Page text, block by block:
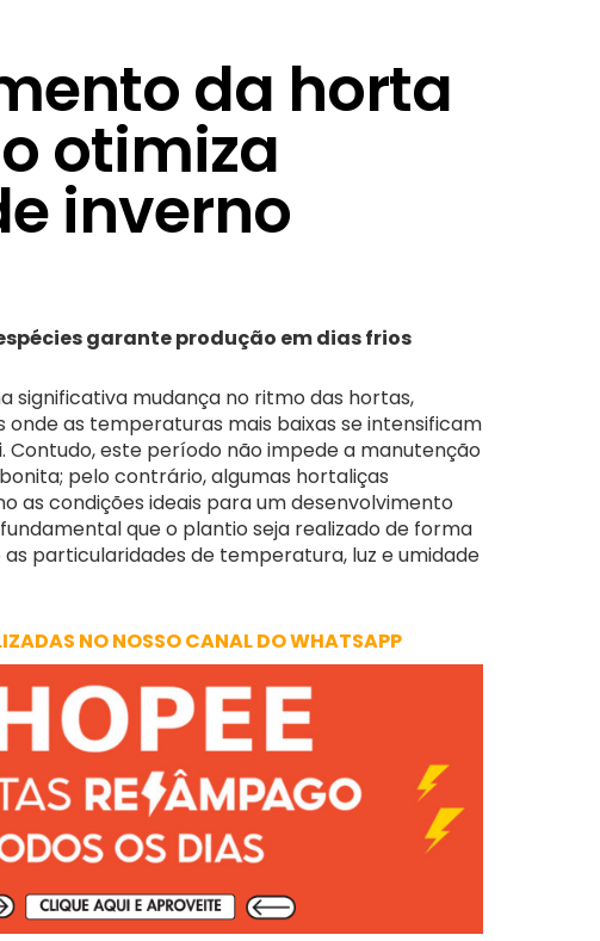
da horta
otimiza
inverno
garante produção em dias frios
significativa mudança no ritmo das hortas,
as temperaturas mais baixas se intensificam
Contudo, este período não impede a manutenção
pelo contrário, algumas hortaliças
as condições ideais para um desenvolvimento
fundamental que o plantio seja realizado de forma
particularidades de temperatura, luz e umidade
NO NOSSO CANAL DO WHATSAPP